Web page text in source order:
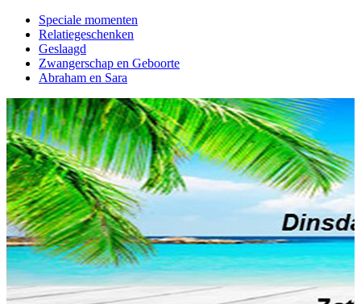
Speciale momenten
Relatiegeschenken
Geslaagd
Zwangerschap en Geboorte
Abraham en Sara